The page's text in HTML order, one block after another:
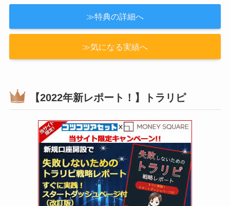
≫特典の詳細へ
≫気になる実績へ
【2022年新レポート！】トラリピ